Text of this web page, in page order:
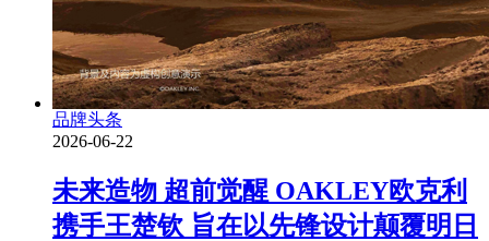
品牌头条
2026-06-22
未来造物 超前觉醒 OAKLEY欧克利
携手王楚钦 旨在以先锋设计颠覆明日